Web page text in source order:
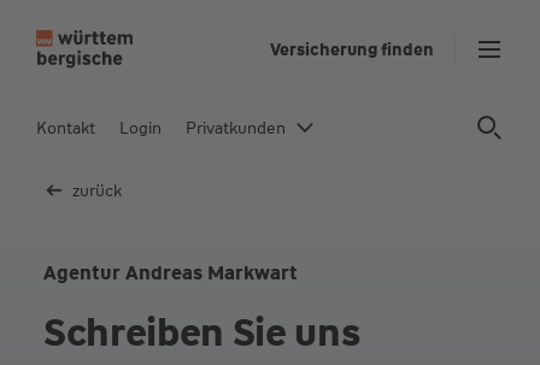
In
Versicherung finden
Kontakt Login Privatkunden
zurück
Agentur Andreas Markwart
Schreiben Sie uns